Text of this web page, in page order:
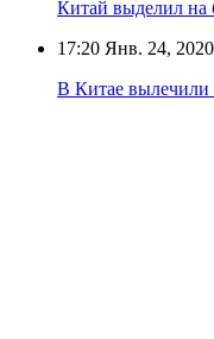
Китай выделил на
17:20 Янв. 24, 2020
В Китае вылечили